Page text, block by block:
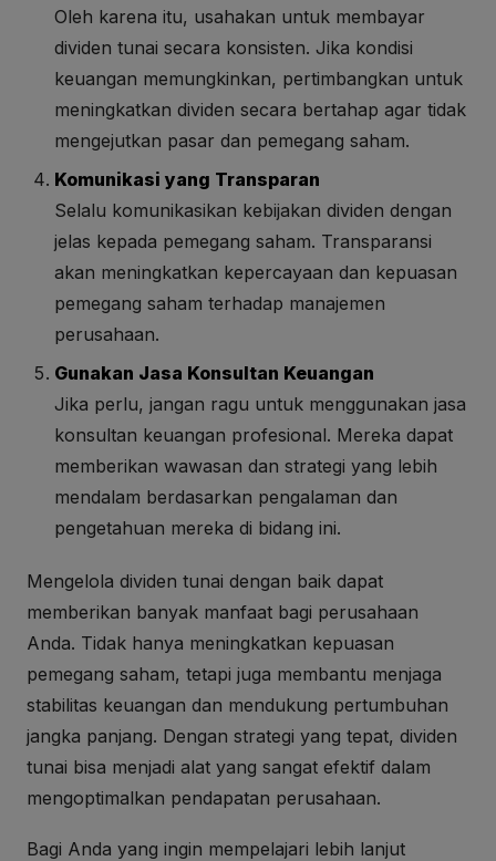
Oleh karena itu, usahakan untuk membayar
dividen tunai secara konsisten. Jika kondisi
keuangan memungkinkan, pertimbangkan untuk
meningkatkan dividen secara bertahap agar tidak
mengejutkan pasar dan pemegang saham.
Komunikasi yang Transparan
Selalu komunikasikan kebijakan dividen dengan
jelas kepada pemegang saham. Transparansi
akan meningkatkan kepercayaan dan kepuasan
pemegang saham terhadap manajemen
perusahaan.
Gunakan Jasa Konsultan Keuangan
Jika perlu, jangan ragu untuk menggunakan jasa
konsultan keuangan profesional. Mereka dapat
memberikan wawasan dan strategi yang lebih
mendalam berdasarkan pengalaman dan
pengetahuan mereka di bidang ini.
Mengelola dividen tunai dengan baik dapat
memberikan banyak manfaat bagi perusahaan
Anda. Tidak hanya meningkatkan kepuasan
pemegang saham, tetapi juga membantu menjaga
stabilitas keuangan dan mendukung pertumbuhan
jangka panjang. Dengan strategi yang tepat, dividen
tunai bisa menjadi alat yang sangat efektif dalam
mengoptimalkan pendapatan perusahaan.
Bagi Anda yang ingin mempelajari lebih lanjut